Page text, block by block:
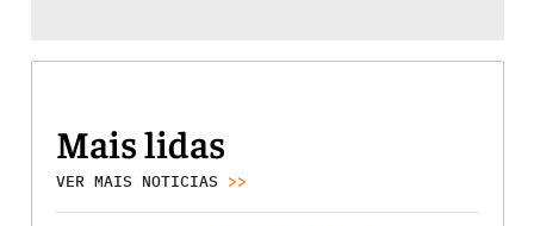
Mais lidas
VER MAIS NOTICIAS >>